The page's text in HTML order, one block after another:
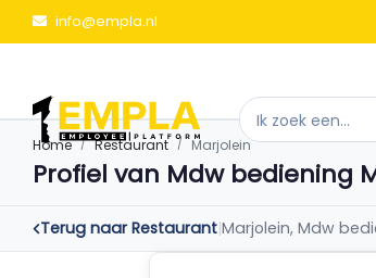
info@empla.nl
Home Restaurant Marjolein
Profiel van Mdw bediening
Terug naar Restaurant|Marjolein, Mdw